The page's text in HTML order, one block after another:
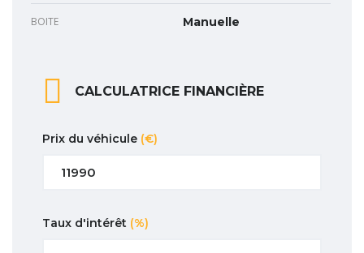
BOITE Manuelle
CALCULATRICE FINANCIÈRE
Prix du véhicule (€)
Taux d'intérêt (%)